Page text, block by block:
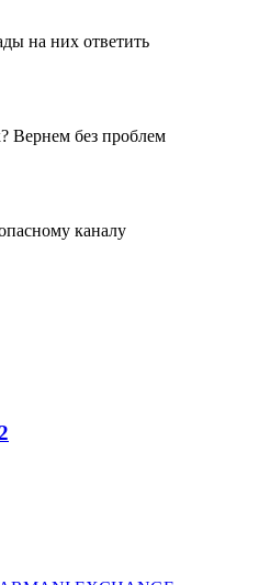
на них ответить
Вернем без проблем
каналу